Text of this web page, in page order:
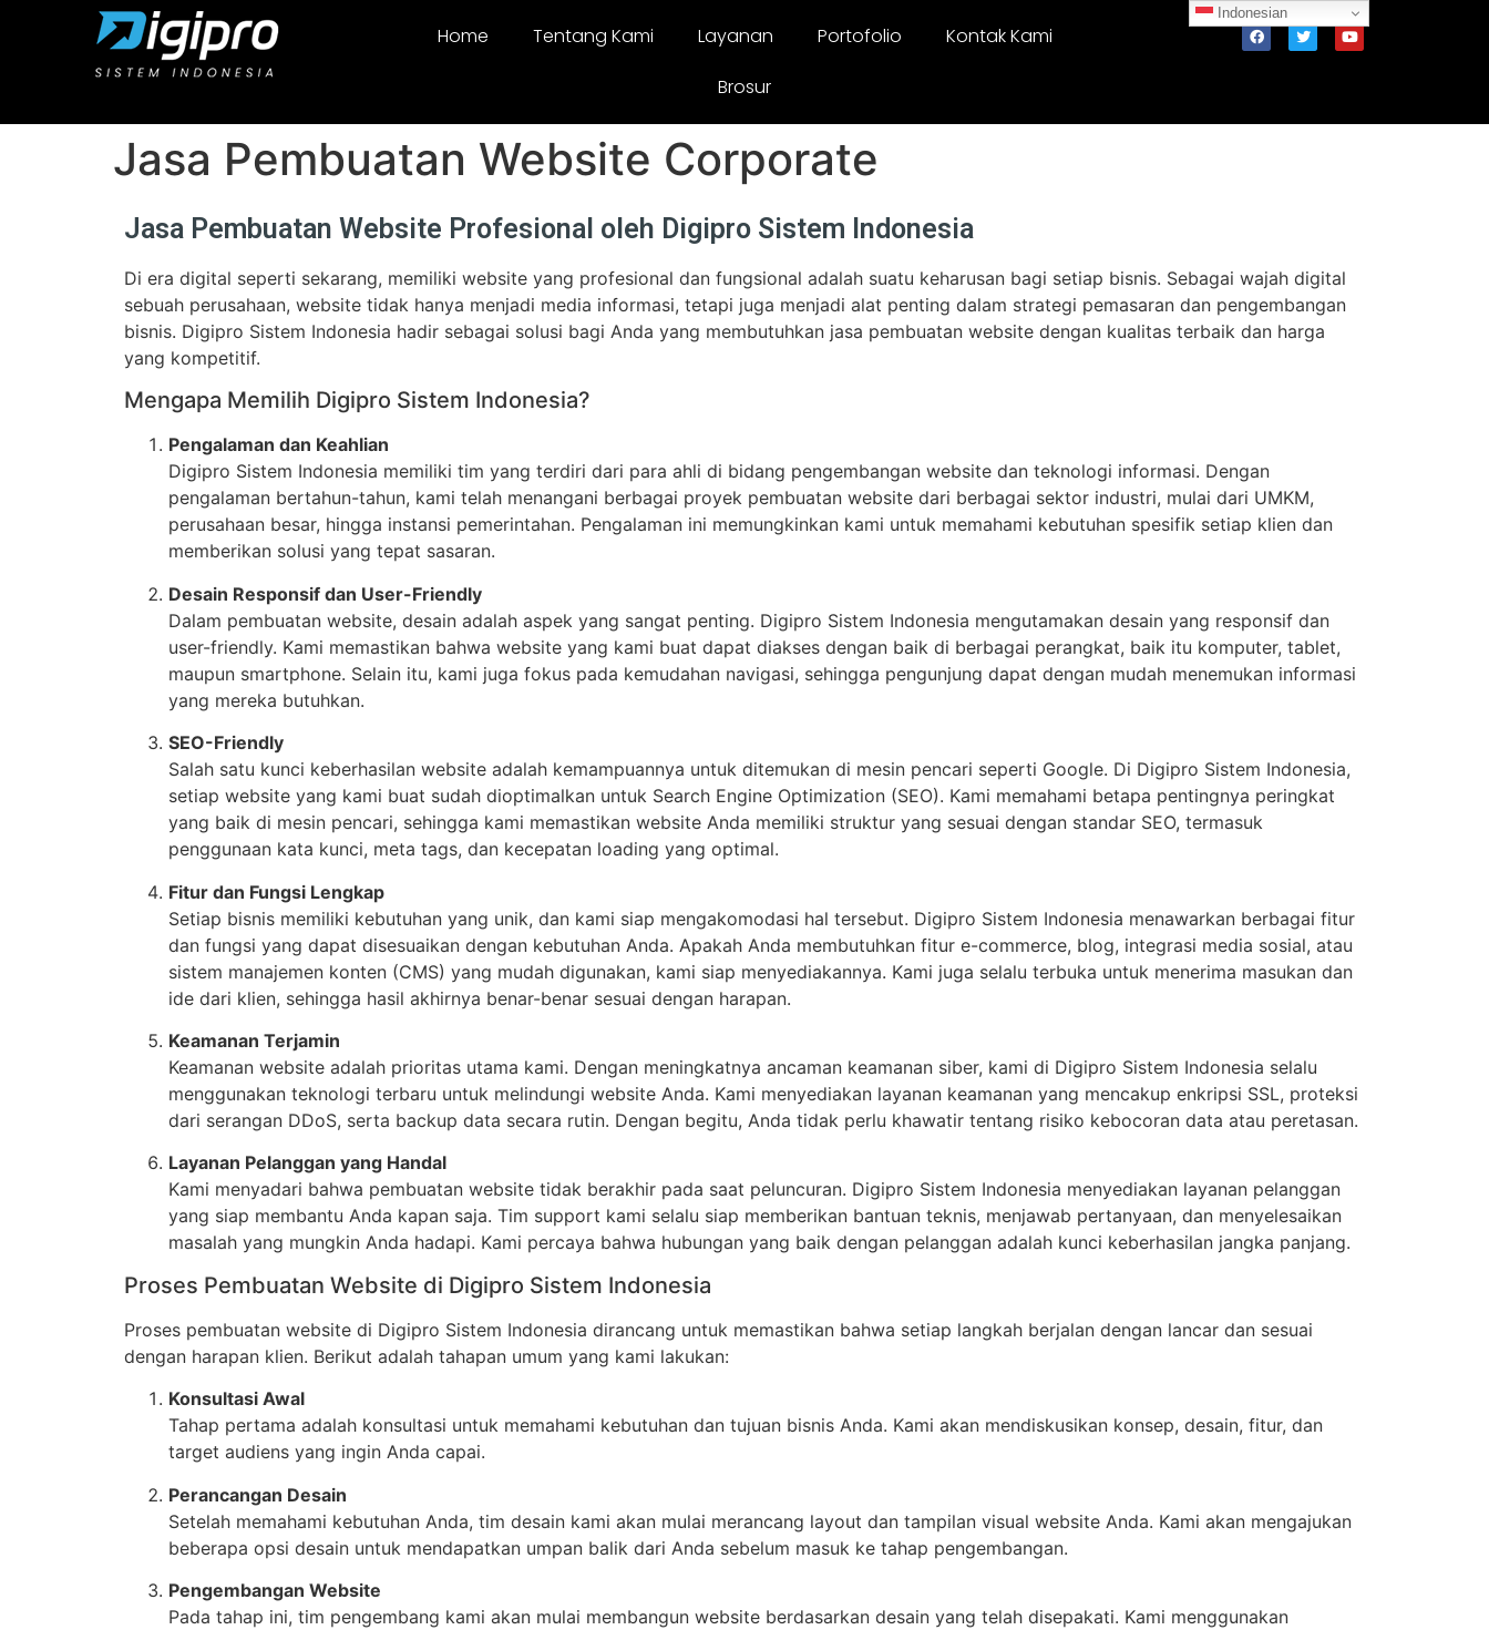
Home Tentang Kami Layanan Portofolio
Kontak Kami
Brosur
Jasa Pembuatan Website Corporate
Jasa Pembuatan Website Profesional oleh Digipro Sistem Indonesia
Di era digital seperti sekarang, memiliki website yang profesional dan fungsional adalah suatu keharusan bagi setiap bisnis. Sebagai wajah digital
sebuah perusahaan, website tidak hanya menjadi media informasi, tetapi juga menjadi alat penting dalam strategi pemasaran dan pengembangan
bisnis. Digipro Sistem Indonesia hadir sebagai solusi bagi Anda yang membutuhkan jasa pembuatan website dengan kualitas terbaik dan harga
yang kompetitif.
Mengapa Memilih Digipro Sistem Indonesia?
Pengalaman dan Keahlian
Digipro Sistem Indonesia memiliki tim yang terdiri dari para ahli di bidang pengembangan website dan teknologi informasi. Dengan
pengalaman bertahun-tahun, kami telah menangani berbagai proyek pembuatan website dari berbagai sektor industri, mulai dari UMKM,
perusahaan besar, hingga instansi pemerintahan. Pengalaman ini memungkinkan kami untuk memahami kebutuhan spesifik setiap klien dan
memberikan solusi yang tepat sasaran.
Desain Responsif dan User-Friendly
Dalam pembuatan website, desain adalah aspek yang sangat penting. Digipro Sistem Indonesia mengutamakan desain yang responsif dan
user-friendly. Kami memastikan bahwa website yang kami buat dapat diakses dengan baik di berbagai perangkat, baik itu komputer, tablet,
maupun smartphone. Selain itu, kami juga fokus pada kemudahan navigasi, sehingga pengunjung dapat dengan mudah menemukan informasi
yang mereka butuhkan.
SEO-Friendly
Salah satu kunci keberhasilan website adalah kemampuannya untuk ditemukan di mesin pencari seperti Google. Di Digipro Sistem Indonesia,
setiap website yang kami buat sudah dioptimalkan untuk Search Engine Optimization (SEO). Kami memahami betapa pentingnya peringkat
yang baik di mesin pencari, sehingga kami memastikan website Anda memiliki struktur yang sesuai dengan standar SEO, termasuk
penggunaan kata kunci, meta tags, dan kecepatan loading yang optimal.
Fitur dan Fungsi Lengkap
Setiap bisnis memiliki kebutuhan yang unik, dan kami siap mengakomodasi hal tersebut. Digipro Sistem Indonesia menawarkan berbagai fitur
dan fungsi yang dapat disesuaikan dengan kebutuhan Anda. Apakah Anda membutuhkan fitur e-commerce, blog, integrasi media sosial, atau
sistem manajemen konten (CMS) yang mudah digunakan, kami siap menyediakannya. Kami juga selalu terbuka untuk menerima masukan dan
ide dari klien, sehingga hasil akhirnya benar-benar sesuai dengan harapan.
Keamanan Terjamin
Keamanan website adalah prioritas utama kami. Dengan meningkatnya ancaman keamanan siber, kami di Digipro Sistem Indonesia selalu
menggunakan teknologi terbaru untuk melindungi website Anda. Kami menyediakan layanan keamanan yang mencakup enkripsi SSL, proteksi
dari serangan DDoS, serta backup data secara rutin. Dengan begitu, Anda tidak perlu khawatir tentang risiko kebocoran data atau peretasan.
Layanan Pelanggan yang Handal
Kami menyadari bahwa pembuatan website tidak berakhir pada saat peluncuran. Digipro Sistem Indonesia menyediakan layanan pelanggan
yang siap membantu Anda kapan saja. Tim support kami selalu siap memberikan bantuan teknis, menjawab pertanyaan, dan menyelesaikan
masalah yang mungkin Anda hadapi. Kami percaya bahwa hubungan yang baik dengan pelanggan adalah kunci keberhasilan jangka panjang.
Proses Pembuatan Website di Digipro Sistem Indonesia
Proses pembuatan website di Digipro Sistem Indonesia dirancang untuk memastikan bahwa setiap langkah berjalan dengan lancar dan sesuai
dengan harapan klien. Berikut adalah tahapan umum yang kami lakukan:
Konsultasi Awal
Tahap pertama adalah konsultasi untuk memahami kebutuhan dan tujuan bisnis Anda. Kami akan mendiskusikan konsep, desain, fitur, dan
target audiens yang ingin Anda capai.
Perancangan Desain
Setelah memahami kebutuhan Anda, tim desain kami akan mulai merancang layout dan tampilan visual website Anda. Kami akan mengajukan
beberapa opsi desain untuk mendapatkan umpan balik dari Anda sebelum masuk ke tahap pengembangan.
Pengembangan Website
Pada tahap ini, tim pengembang kami akan mulai membangun website berdasarkan desain yang telah disepakati. Kami menggunakan
Indonesian